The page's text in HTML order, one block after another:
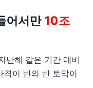
어서만 10조
난해 같은 기간 대비
이 반의 반 토막이